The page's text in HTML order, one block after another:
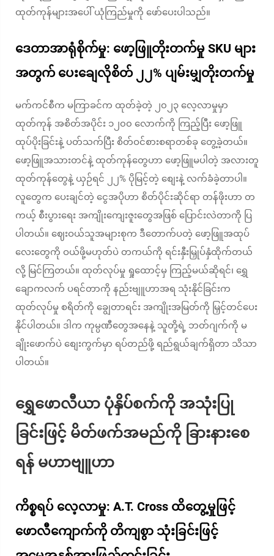
ထုတ်ကုန်များအပေါ် ယုံကြည်မှုကို ဖော်ပေးပါသည်။
ဒေတာအာရုံစိုက်မှု: ဖော့ဖြူတိုးတက်မှု SKU များ
အတွက် ပေးချေလိုစိတ် ၂၂% ပျမ်းမျှတိုးတက်မှု
မက်ကင်စီက မကြာခင်က ထုတ်ခဲ့တဲ့ ၂၀၂၃ လေ့လာမှုမှာ
ထုတ်ကုန် အစိတ်အပိုင်း ၁၂၀၀ လောက်ကို ကြည့်ပြီး ဖော့ဖြူ
ထုပ်ပိုးခြင်းနဲ့ ပတ်သက်ပြီး စိတ်ဝင်စားစရာတစ်ခု တွေ့ခဲ့တယ်။
ဖော့ဖြူအသားတင်နဲ့ ထုတ်ကုန်တွေဟာ ဖော့ဖြူမပါတဲ့ အလားတူ
ထုတ်ကုန်တွေနဲ့ ယှဉ်ရင် ၂၂% ပိုမြင့်တဲ့ စျေးနဲ့ လက်ခံခဲ့တာပါ။
လူတွေက ပေးချင်တဲ့ ငွေအပိုဟာ စိတ်ပိုင်းဆိုင်ရာ တန်ဖိုးဟာ တ
ကယ့် စီးပွားရေး အကျိုးကျေးဇူးတွေအဖြစ် ပြောင်းလဲတာကို ပြ
ပါတယ်။ ဈေးဝယ်သူအများစုက ဒီတောက်ပတဲ့ ဖော့ဖြူအထုပ်
လေးတွေကို ဝယ်ဖို့မဟုတ်ပဲ တကယ်ကို ရင်းနှီးမြှုပ်နှံထိုက်တယ်
လို့ မြင်ကြတယ်။ ထုတ်လုပ်မှု ရှုထောင့်မှ ကြည့်မယ်ဆိုရင်၊ ရွှေ
ချောကလက် ပရင်တာကို နည်းဗျူဟာအရ သုံးနိုင်ခြင်းက
ထုတ်လုပ်မှု စရိတ်ကို ချွေတာရင်း အကျိုးအမြတ်ကို မြှင့်တင်ပေး
နိုင်ပါတယ်။ ဒါက ကုမ္ပဏီတွေအနေနဲ့ သူတို့ရဲ့ ဘတ်ဂျက်ကို မ
ချိုးဖောက်ပဲ စျေးကွက်မှာ ရပ်တည်ဖို့ ရည်ရွယ်ချက်ရှိတာ သိသာ
ပါတယ်။
ရွှေဖောလီယာ ပုံနှိပ်စက်ကို အသုံးပြု
ခြင်းဖြင့် မိတ်ဖက်အမည်ကို ခြားနားစေ
ရန် မဟာဗျူဟာ
ကိစ္စရပ် လေ့လာမှု: A.T. Cross ထိတွေ့မှုဖြင့်
ဖောလီကျောက်ကို တိကျစွာ သုံးခြင်းဖြင့်